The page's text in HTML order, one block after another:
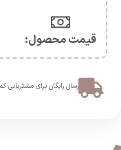
قیمت محصول:​
ارسال رایگان برای